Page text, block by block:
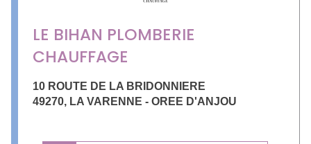
LE BIHAN PLOMBERIE
CHAUFFAGE
10 ROUTE DE LA BRIDONNIERE
49270, LA VARENNE - OREE D'ANJOU